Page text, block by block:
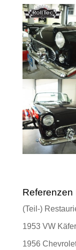
Referenzen
(Teil-)
1953 VW
1956